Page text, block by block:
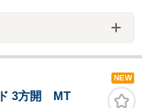
NEW
ド 3方開 MT